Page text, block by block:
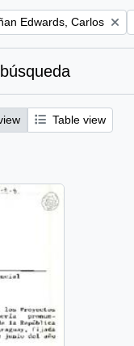
filter:
Edwards, Carlos
Table view